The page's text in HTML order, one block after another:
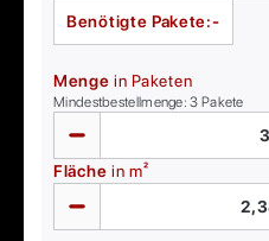
Benötigte Pakete:-
Menge in Paketen
Mindestbestellmenge:3 Pakete
Fläche in m²